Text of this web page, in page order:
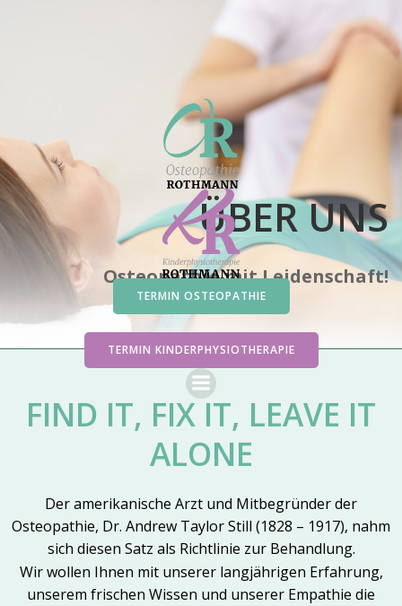
Zum
Inhalt
springen
TERMIN OSTEOPATHIE
TERMIN KINDERPHYSIOTHERAPIE
ÜBER UNS
Osteopathie mit Leidenschaft!
FIND IT, FIX IT, LEAVE IT
ALONE
Der amerikanische Arzt und Mitbegründer der
Osteopathie, Dr. Andrew Taylor Still (1828 – 1917), nahm
sich diesen Satz als Richtlinie zur Behandlung.
Wir wollen Ihnen mit unserer langjährigen Erfahrung,
unserem frischen Wissen und unserer Empathie die